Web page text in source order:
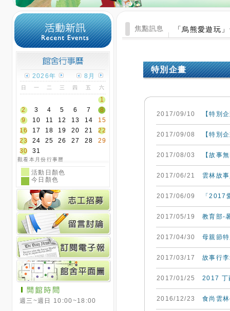
2026年 8月
日 一 二 三 四 五 六
1
2
3 4 5 6 7
8
9
10 11 12 13 14
15
16
17 18 19 20 21
22
23
24 25 26 27 28
29
30
31
觀看本月份行事曆
活動日顏色
今日顏色
週三~週日 10:00~18:00
「烏熊愛遊玩
特別企畫
2017/09/10 【特別
2017/09/08 【特別
2017/08/03 【故事
2017/06/21 雲林故
2017/06/09 「2017
2017/05/19 教育部-
2017/04/30 母親節
2017/03/17 故事行
2017/01/25 2017 丁
2016/12/23 食尚雲